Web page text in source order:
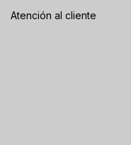
Atención al cliente